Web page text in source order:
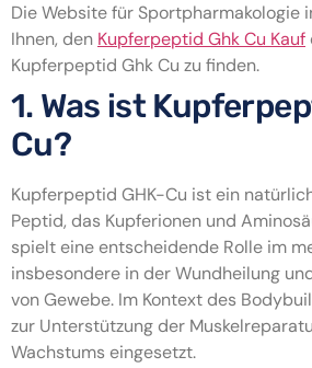
Die Website für Sportpharmakologie
Ihnen, den Kupferpeptid Ghk Cu Kauf
Kupferpeptid Ghk Cu zu finden.
1. Was ist
Cu?
Kupferpeptid GHK-Cu ist ein
Peptid, das Kupferionen und
spielt eine entscheidende Rolle im
insbesondere in der Wundheilung
von Gewebe. Im Kontext des
zur Unterstützung der
Wachstums eingesetzt.